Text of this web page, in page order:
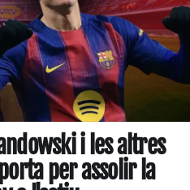
i les altres
per assolir la